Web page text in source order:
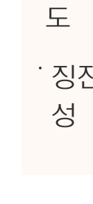
도
징
성